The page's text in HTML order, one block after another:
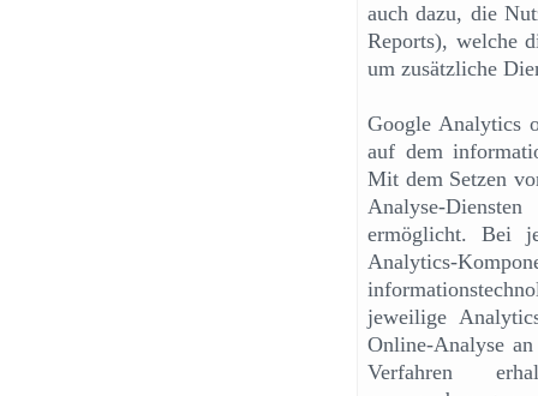
auch dazu, die
Reports), welche
um zusätzliche
Google Analytics
auf dem
Mit dem Setzen
Analyse-
ermöglicht. Bei
Analytics-
jeweilige
Online-Analyse
Verfahren